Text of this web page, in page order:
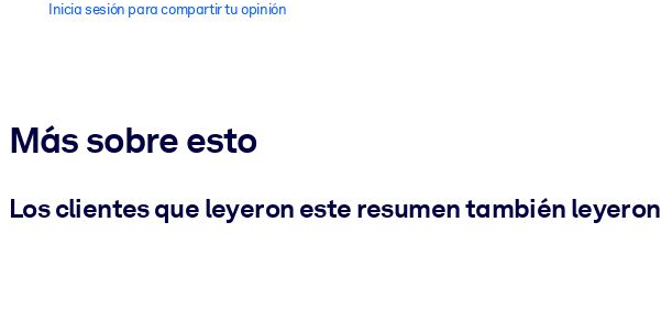
Inicia sesión para compartir tu opinión
Más sobre esto
Los clientes que leyeron este resumen también leyeron